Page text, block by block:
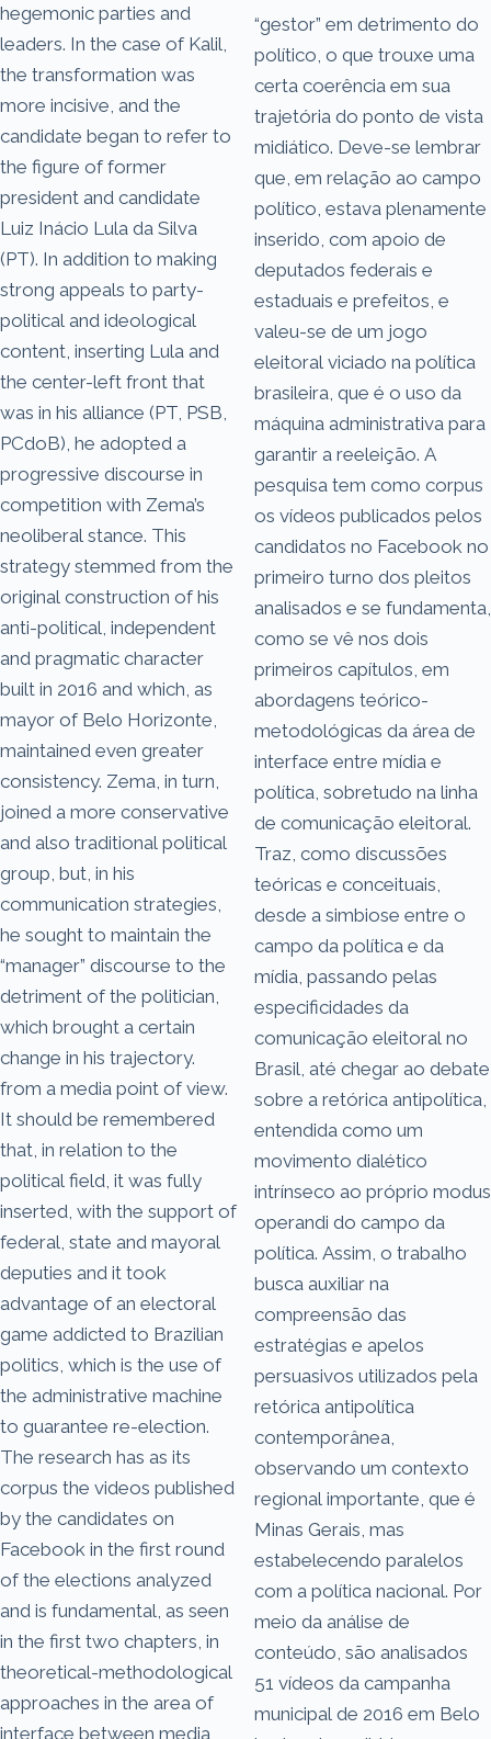
hegemonic parties and
leaders. In the case of Kalil,
the transformation was
more incisive, and the
candidate began to refer to
the figure of former
president and candidate
Luiz Inácio Lula da Silva
(PT). In addition to making
strong appeals to party-
political and ideological
content, inserting Lula and
the center-left front that
was in his alliance (PT, PSB,
PCdoB), he adopted a
progressive discourse in
competition with Zema’s
neoliberal stance. This
strategy stemmed from the
original construction of his
anti-political, independent
and pragmatic character
built in 2016 and which, as
mayor of Belo Horizonte,
maintained even greater
consistency. Zema, in turn,
joined a more conservative
and also traditional political
group, but, in his
communication strategies,
he sought to maintain the
“manager” discourse to the
detriment of the politician,
which brought a certain
change in his trajectory.
from a media point of view.
It should be remembered
that, in relation to the
political field, it was fully
inserted, with the support of
federal, state and mayoral
deputies and it took
advantage of an electoral
game addicted to Brazilian
politics, which is the use of
the administrative machine
to guarantee re-election.
The research has as its
corpus the videos published
by the candidates on
Facebook in the first round
of the elections analyzed
and is fundamental, as seen
in the first two chapters, in
theoretical-methodological
approaches in the area of
interface between media
“gestor” em detrimento do
político, o que trouxe uma
certa coerência em sua
trajetória do ponto de vista
midiático. Deve-se lembrar
que, em relação ao campo
político, estava plenamente
inserido, com apoio de
deputados federais e
estaduais e prefeitos, e
valeu-se de um jogo
eleitoral viciado na política
brasileira, que é o uso da
máquina administrativa para
garantir a reeleição. A
pesquisa tem como corpus
os vídeos publicados pelos
candidatos no Facebook no
primeiro turno dos pleitos
analisados e se fundamenta,
como se vê nos dois
primeiros capítulos, em
abordagens teórico-
metodológicas da área de
interface entre mídia e
política, sobretudo na linha
de comunicação eleitoral.
Traz, como discussões
teóricas e conceituais,
desde a simbiose entre o
campo da política e da
mídia, passando pelas
especificidades da
comunicação eleitoral no
Brasil, até chegar ao debate
sobre a retórica antipolítica,
entendida como um
movimento dialético
intrínseco ao próprio modus
operandi do campo da
política. Assim, o trabalho
busca auxiliar na
compreensão das
estratégias e apelos
persuasivos utilizados pela
retórica antipolítica
contemporânea,
observando um contexto
regional importante, que é
Minas Gerais, mas
estabelecendo paralelos
com a política nacional. Por
meio da análise de
conteúdo, são analisados
51 vídeos da campanha
municipal de 2016 em Belo